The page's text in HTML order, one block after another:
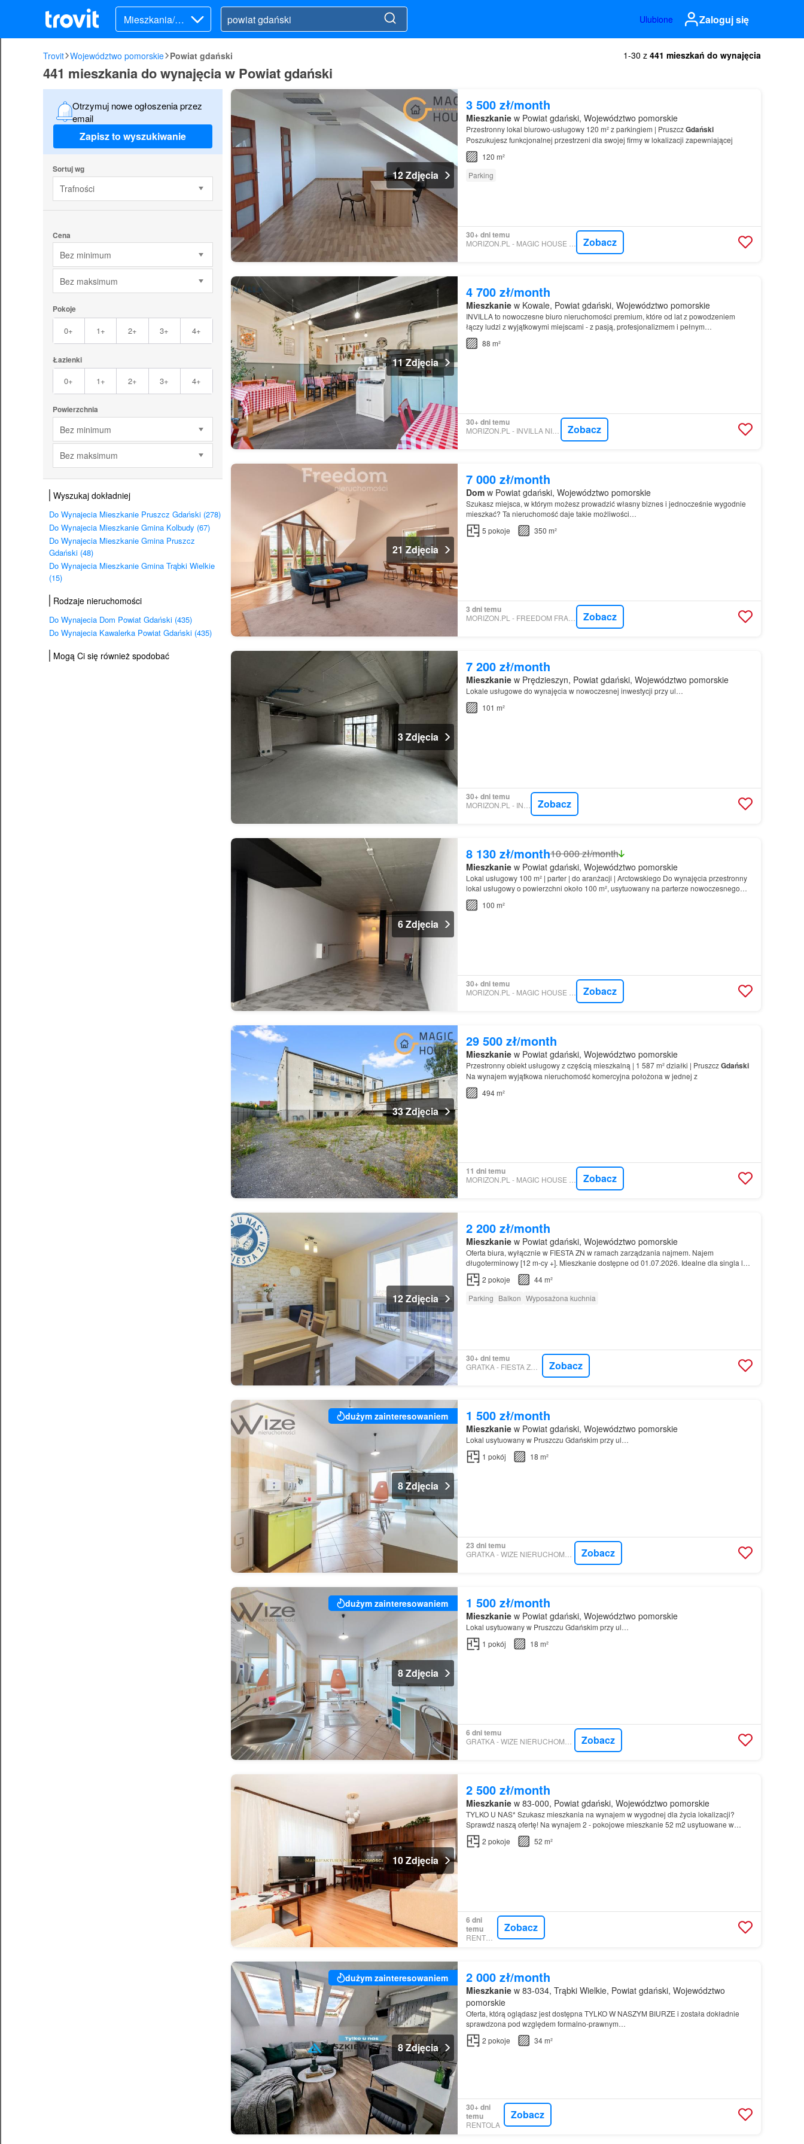
Mieszkania/Do
my (wynajem)
Ulubione Zaloguj się
Trovit Województwo pomorskie Powiat gdański 1-30 z 441 mieszkań do wynajęcia
441 mieszkania do wynajęcia w Powiat gdański
Otrzymuj nowe ogłoszenia przez
email
Zapisz to wyszukiwanie
Sortuj wg
Trafności
Cena
Bez minimum
Bez maksimum
Pokoje
0+ 1+ 2+ 3+ 4+
Łazienki
0+ 1+ 2+ 3+ 4+
Powierzchnia
Bez minimum
Bez maksimum
Wyszukaj dokładniej
Do Wynajecia Mieszkanie Pruszcz Gdański (278)
Do Wynajecia Mieszkanie Gmina Kolbudy (67)
Do Wynajecia Mieszkanie Gmina Pruszcz
Gdański (48)
Do Wynajecia Mieszkanie Gmina Trąbki Wielkie
(15)
Rodzaje nieruchomości
Do Wynajecia Dom Powiat Gdański (435)
Do Wynajecia Kawalerka Powiat Gdański (435)
Mogą Ci się również spodobać
12 Zdjęcia
3 500 zł/month
Mieszkaniew Powiat gdański, Województwo pomorskie
Przestronny lokal biurowo-usługowy 120 m² z parkingiem | PruszczGdański
Poszukujesz funkcjonalnej przestrzeni dla swojej firmy w lokalizacji zapewniającej
120 m²
Parking
30+ dni temu
MORIZON.PL - MAGIC HOUSE BIURO NIERUCHOMOŚCI PIOTR KAPAŁCZYŃSKI Zobacz
11 Zdjęcia
4 700 zł/month
Mieszkaniew Kowale, Powiat gdański, Województwo pomorskie
INVILLA to nowoczesne biuro nieruchomości premium, które od lat z powodzeniem
łączy ludzi z wyjątkowymi miejscami - z pasją, profesjonalizmem i pełnym
zaangażowaniem…
88 m²
30+ dni temu
MORIZON.PL - INVILLA NIERUCHOMOŚCI Zobacz
21 Zdjęcia
7 000 zł/month
Domw Powiat gdański, Województwo pomorskie
Szukasz miejsca, w którym możesz prowadzić własny biznes i jednocześnie wygodnie
mieszkać? Ta nieruchomość daje takie możliwości…
5 pokoje 350 m²
3 dni temu
MORIZON.PL - FREEDOM FRANCHISE SPÓŁKA Z OGRANICZONĄ ODPOWIEDZIALNOŚCIĄ Zobacz
3 Zdjęcia
7 200 zł/month
Mieszkaniew Prędzieszyn, Powiat gdański, Województwo pomorskie
Lokale usługowe do wynajęcia w nowoczesnej inwestycji przy ul…
101 m²
30+ dni temu
MORIZON.PL - INVESTAT Zobacz
6 Zdjęcia
8 130 zł/month10 000 zł/month
Mieszkaniew Powiat gdański, Województwo pomorskie
Lokal usługowy 100 m² | parter | do aranżacji | Arctowskiego Do wynajęcia przestronny
lokal usługowy o powierzchni około 100 m², usytuowany na parterze nowoczesnego
budynku przy ul…
100 m²
30+ dni temu
MORIZON.PL - MAGIC HOUSE BIURO NIERUCHOMOŚCI PIOTR KAPAŁCZYŃSKI Zobacz
33 Zdjęcia
29 500 zł/month
Mieszkaniew Powiat gdański, Województwo pomorskie
Przestronny obiekt usługowy z częścią mieszkalną | 1 587 m² działki | PruszczGdański
Na wynajem wyjątkowa nieruchomość komercyjna położona w jednej z
494 m²
11 dni temu
MORIZON.PL - MAGIC HOUSE BIURO NIERUCHOMOŚCI PIOTR KAPAŁCZYŃSKI Zobacz
12 Zdjęcia
2 200 zł/month
Mieszkaniew Powiat gdański, Województwo pomorskie
Oferta biura, wyłącznie w FIESTA ZN w ramach zarządzania najmem. Najem
długoterminowy [12 m-cy +]. Mieszkanie dostępne od 01.07.2026. Idealne dla singla lub
pary…
2 pokoje
44 m²
Parking Balkon Wyposażona kuchnia
30+ dni temu
GRATKA - FIESTA ZN SP. Z O.O. Zobacz
dużym zainteresowaniem
8 Zdjęcia
1 500 zł/month
Mieszkaniew Powiat gdański, Województwo pomorskie
Lokal usytuowany w Pruszczu Gdańskim przy ul…
1 pokój 18 m²
23 dni temu
Zobacz
dużym zainteresowaniem
8 Zdjęcia
1 500 zł/month
Mieszkaniew Powiat gdański, Województwo pomorskie
Lokal usytuowany w Pruszczu Gdańskim przy ul…
1 pokój 18 m²
6 dni temu
Zobacz
10 Zdjęcia
2 500 zł/month
Mieszkaniew 83-000, Powiat gdański, Województwo pomorskie
TYLKO U NAS* Szukasz mieszkania na wynajem w wygodnej dla życia lokalizacji?
Sprawdź naszą ofertę! Na wynajem 2 - pokojowe mieszkanie 52 m2 usytuowane w
Pruszczu Gdańskim przy ul…
2 pokoje 52 m²
6 dni
temu
RENTOLA
Zobacz
dużym zainteresowaniem
8 Zdjęcia
2 000 zł/month
Mieszkaniew 83-034, Trąbki Wielkie, Powiat gdański, Województwo
pomorskie
Oferta, którą oglądasz jest dostępna TYLKO W NASZYM BIURZE i została dokładnie
sprawdzona pod względem formalno-prawnym…
2 pokoje 34 m²
30+ dni
temu
RENTOLA
Zobacz